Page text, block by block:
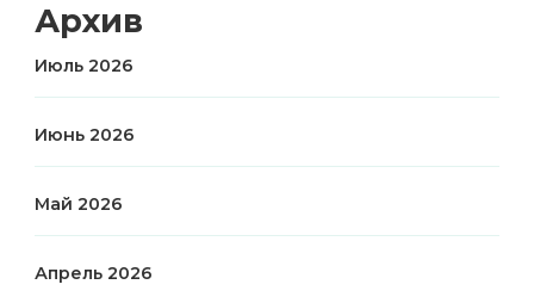
Архив
Июль 2026
Июнь 2026
Май 2026
Апрель 2026